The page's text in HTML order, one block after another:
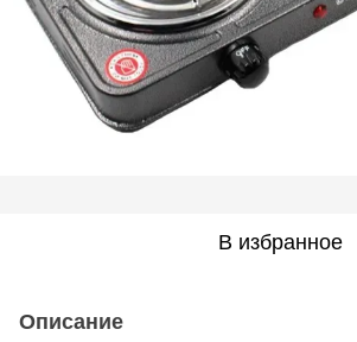
В избранное
Описание